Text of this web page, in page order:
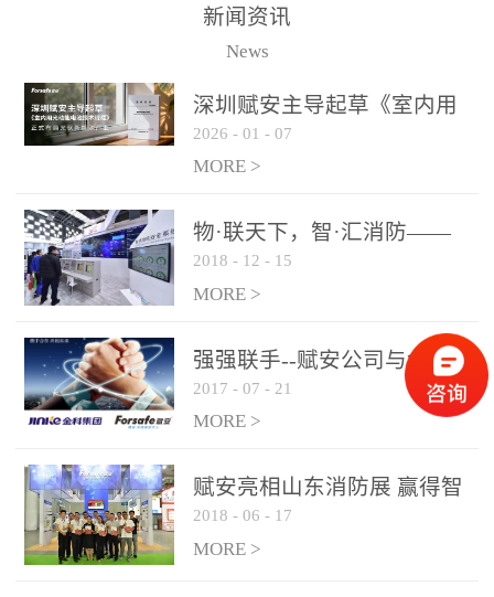
火灾隐患多。一旦发生火
传统的火灾关测器无法被
及时缺发，不能及早发现
和有效扑救火火，这不仅
力和闲难，同时也将造成
巨大的经济损失和社会影
响，基至还会造成人员伤
亡。图像型火灾探测器正
是针对这种高大空间建筑
物的消防设施、设备通过
现场图像的实时获取、预
处理和特征提取分析，实
现火焰的跟踪和识别。能
更早的进行预警，达到早
报早防的效果。 系统构
成示意图： 图像型火灾
警领域三十多年技术积累
和工程实践的结晶。
新闻资讯
News
深圳赋安主导起草《室内用
光动能电池技术规程》 正式
布局光伏新能源产业
2026 - 01 - 07
MORE >
物·联天下，智·汇消防——
赋安F&S 2018上海消防展圆
满落幕
2018 - 12 - 15
MORE >
强强联手--赋安公司与金科
集团达成战略合作协议
2017 - 07 - 21
MORE >
赋安亮相山东消防展 赢得智
慧消防新荣耀
2018 - 06 - 17
MORE >